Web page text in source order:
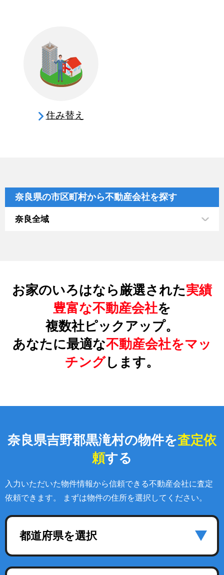
住み替え
奈良県の市区町村から不動産会社を探す
奈良全域
お家のいろはなら厳選された実績
豊富な不動産会社を
複数社ピックアップ。
あなたに最適な不動産会社をマッ
チングします。
奈良県吉野郡黒滝村の物件を査定依
頼する
入力いただいた物件情報から信頼できる不動産会社に査定
依頼できます。 まずは物件の住所を選択してください。
都道府県を選択